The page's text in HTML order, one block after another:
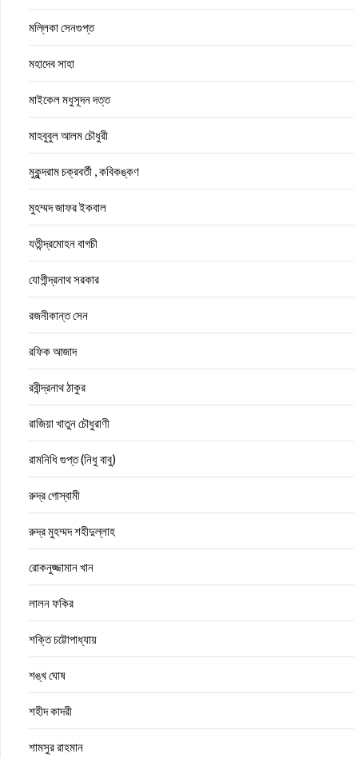
মল্লিকা সেনগুপ্ত
মহাদেব সাহা
মাইকেল মধুসূদন দত্ত
মাহবুবুল আলম চৌধুরী
মুকুন্দরাম চক্রবর্তী , কবিকঙ্কণ
মুহম্মদ জাফর ইকবাল
যতীন্দ্রমোহন বাগচী
যোগীন্দ্রনাথ সরকার
রজনীকান্ত সেন
রফিক আজাদ
রবীন্দ্রনাথ ঠাকুর
রাজিয়া খাতুন চৌধুরাণী
রামনিধি গুপ্ত (নিধু বাবু)
রুদ্র গোস্বামী
রুদ্র মুহম্মদ শহীদুল্লাহ
রোকনুজ্জামান খান
লালন ফকির
শক্তি চট্টোপাধ্যায়
শঙ্খ ঘোষ
শহীদ কাদরী
শামসুর রাহমান